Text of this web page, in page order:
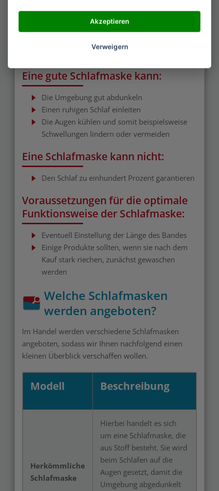
Einige Schlafmasken sind zudem mit einem Gelpad
Eine gute Schlafmaske kann:
Die Umgebung gut abdunkeln
Einen ruhigen Schlaf einleiten
Die Augen kühlen und somit beispielsweise
Schwellungen lindern oder vermeiden
Eine Schlafmaske kann nicht:
Den Schlaf zu einhundert Prozent garantieren
Voraussetzungen für die optimale
Funktionsweise der Schlafmaske:
Eventuell Einstellung der Länge des Bandes
Einige Produkte sollten, wenn sie nach dem
Kauf stark riechen, zunächst gewaschen
werden
Welche Schlafmasken
werden angeboten?
Im Handel werden verschiedene Schlafmasken
angeboten, sodass wir Ihnen nachfolgend einen
kleinen Überblick verschaffen wollen.
Modell Beschreibung
Herkömmliche
Schlafmaske
Hierbei handelt es sich
um eine Schlafmaske, die
aus Stoff besteht. Sie wird
beim Schlafen auf die
Augen gesetzt, damit die
Umgebung abgedunkelt
Akzeptieren
Verweigern